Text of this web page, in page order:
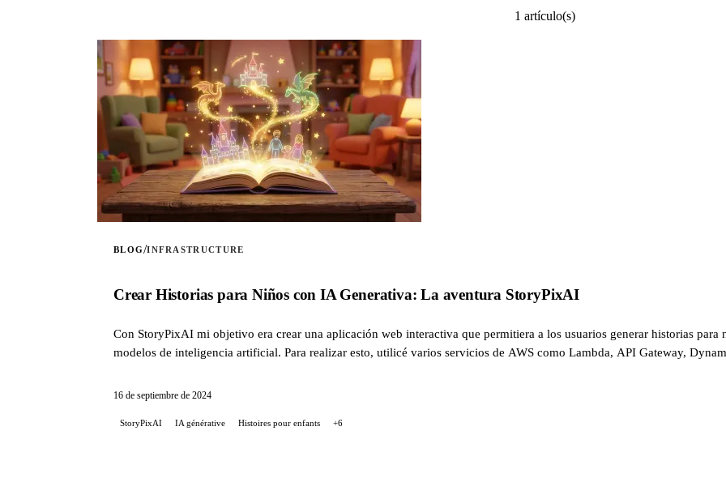
1 artículo(s)
BLOG/INFRASTRUCTURE
Crear Historias para Niños con IA Generativa: La aventura StoryPixAI
Con StoryPixAI mi objetivo era crear una aplicación web interactiva que permitiera a los usuarios generar historias para
modelos de inteligencia artificial. Para realizar esto, utilicé varios servicios de AWS como Lambda, API Gateway,
proyecto, desde las decisiones tecnológicas hasta los desafíos encontrados.
16 de septiembre de 2024
StoryPixAI IA générative Histoires pour enfants +6